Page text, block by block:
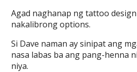
Agad naghanap ng tattoo
nakalibrong options.
Si Dave naman ay sinipat ang
nasa labas ba ang pang-henna
niya.